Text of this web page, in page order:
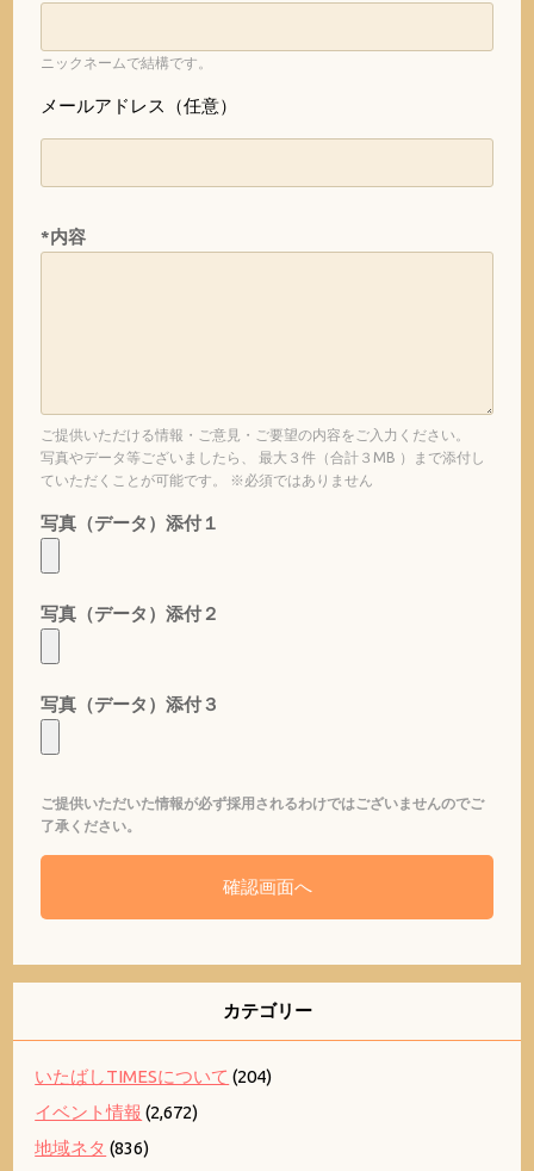
ニックネームで結構です。
メールアドレス（任意）
*内容
ご提供いただける情報・ご意見・ご要望の内容をご入力ください。
写真やデータ等ございましたら、 最大３件（合計３MB ）まで添付し
ていただくことが可能です。 ※必須ではありません
写真（データ）添付１
写真（データ）添付２
写真（データ）添付３
ご提供いただいた情報が必ず採用されるわけではございませんのでご
了承ください。
カテゴリー
いたばしTIMESについて (204)
イベント情報 (2,672)
地域ネタ (836)